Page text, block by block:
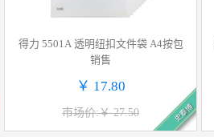
得力 5501A 透明纽扣文件袋 A4按包
销售
￥ 17.80
市场价:￥ 27.50 史泰博